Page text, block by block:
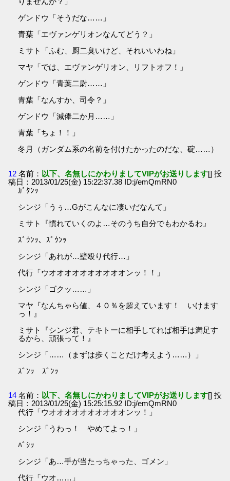
ゲンドウ「そうだな……」
青葉「エヴァンゲリオンなんてどう？」
ミサト「ふむ、厨二臭いけど、それいいわね」
マヤ「では、エヴァンゲリオン、リフトオフ！」
ゲンドウ「青葉二尉……」
青葉「なんすか、司令？」
ゲンドウ「減俸二か月……」
青葉「ちょ！！」
冬月（ガンダム系の名前を付けたかったのだな、碇……）
12 名前： 以下、名無しにかわりましてVIPがお送りします[] 投
稿日：2013/01/25(金) 15:22:37.38 ID:j/emQmRN0
ｶﾞﾀﾝｯ
シンジ「うぅ…Gがこんなに凄いだなんて」
ミサト『慣れていくのよ…そのうち自分でもわかるわ』
ｽﾞｳﾝｯ、ｽﾞｳﾝｯ
シンジ「あれが…壁殴り代行…」
代行「ウオオオオオオオオオオンッ！！」
シンジ「ゴクッ……」
マヤ『なんちゃら値、４０％を超えています！ いけます
っ！』
ミサト『シンジ君、テキトーに相手してれば相手は満足す
るから、頑張って！』
シンジ「……（まずは歩くことだけ考えよう……）」
ｽﾞﾝｯ ｽﾞﾝｯ
14 名前： 以下、名無しにかわりましてVIPがお送りします[] 投
稿日：2013/01/25(金) 15:25:15.92 ID:j/emQmRN0
代行「ウオオオオオオオオオオンッ！」
シンジ「うわっ！ やめてよっ！」
ﾊﾞｼｯ
シンジ「あ…手が当たっちゃった、ゴメン」
代行「ウオ……」